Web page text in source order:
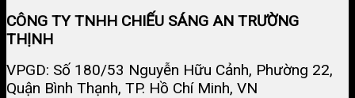
CÔNG TY TNHH CHIẾU SÁNG AN TRƯỜNG
THỊNH
VPGD: Số 180/53 Nguyễn Hữu Cảnh, Phường 22,
Quận Bình Thạnh, TP. Hồ Chí Minh, VN